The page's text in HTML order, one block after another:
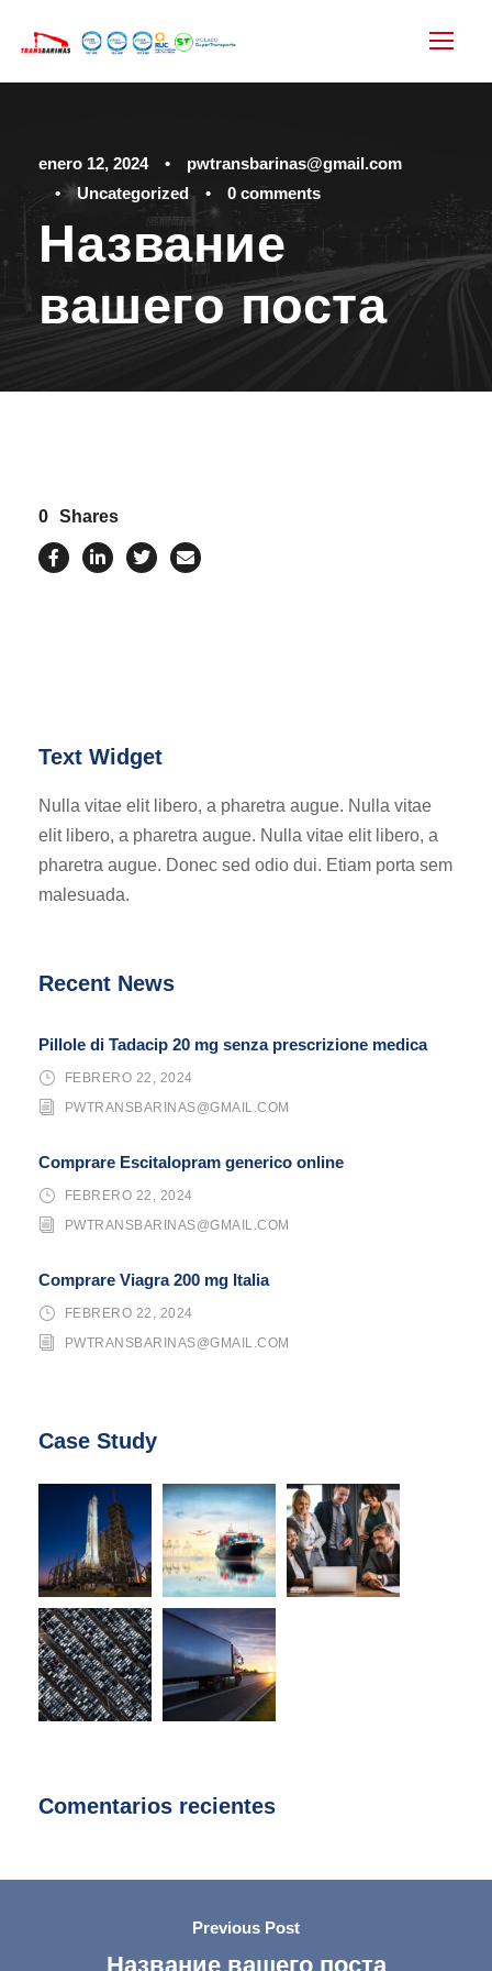
enero 12, 2024 •
pwtransbarinas@gmail.com
•
Uncategorized • 0 comments
Название
вашего поста
0 Shares
Text Widget
Nulla vitae elit libero, a pharetra augue. Nulla vitae
elit libero, a pharetra augue. Nulla vitae elit libero, a
pharetra augue. Donec sed odio dui. Etiam porta sem
malesuada.
Recent News
Pillole di Tadacip 20 mg senza prescrizione medica
FEBRERO 22, 2024
PWTRANSBARINAS@GMAIL.COM
Comprare Escitalopram generico online
FEBRERO 22, 2024
PWTRANSBARINAS@GMAIL.COM
Comprare Viagra 200 mg Italia
FEBRERO 22, 2024
PWTRANSBARINAS@GMAIL.COM
Case Study
Comentarios recientes
Previous Post
Название вашего поста